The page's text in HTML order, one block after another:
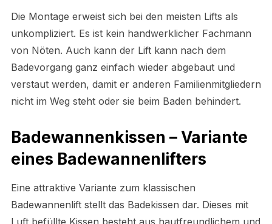
Die Montage erweist sich bei den meisten Lifts als
unkompliziert. Es ist kein handwerklicher Fachmann
von Nöten. Auch kann der Lift kann nach dem
Badevorgang ganz einfach wieder abgebaut und
verstaut werden, damit er anderen Familienmitgliedern
nicht im Weg steht oder sie beim Baden behindert.
Badewannenkissen – Variante
eines Badewannenlifters
Eine attraktive Variante zum klassischen
Badewannenlift stellt das Badekissen dar. Dieses mit
Luft befüllte Kissen besteht aus hautfreundlichem und